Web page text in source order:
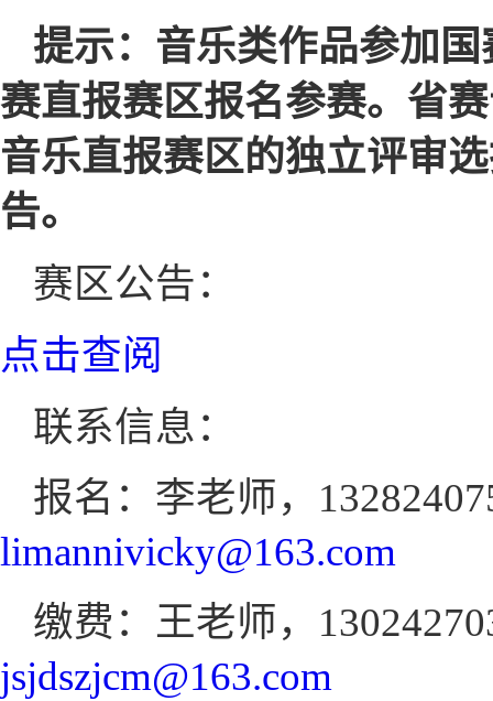
提示：音乐类作品参加
赛直报赛区报名参赛。省
音乐直报赛区的独立评审
告。
赛区公告：
点击查阅
联系信息：
报名：李老师，
limannivicky@163.com
缴费：王老师，
jsjdszjcm@163.com